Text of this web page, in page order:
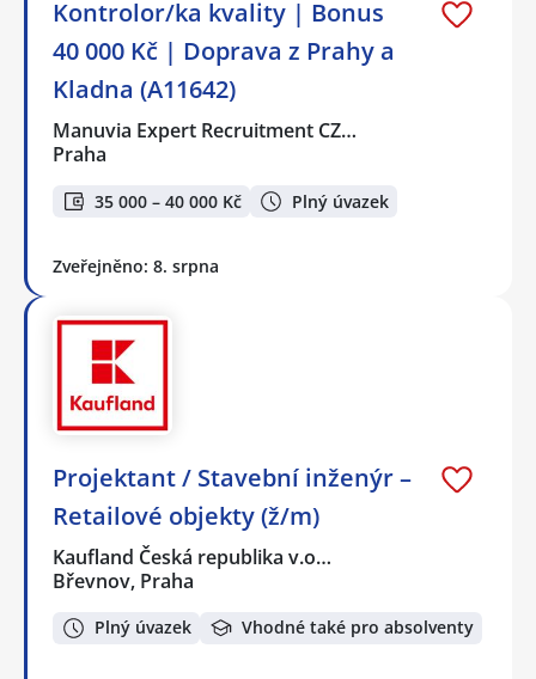
Kontrolor/ka kvality | Bonus
40 000 Kč | Doprava z Prahy a
Kladna (A11642)
Manuvia Expert Recruitment CZ…
Praha
35 000 – 40 000 Kč Plný úvazek
Zveřejněno: 8. srpna
Projektant / Stavební inženýr –
Retailové objekty (ž/m)
Kaufland Česká republika v.o…
Břevnov, Praha
Plný úvazek Vhodné také pro absolventy